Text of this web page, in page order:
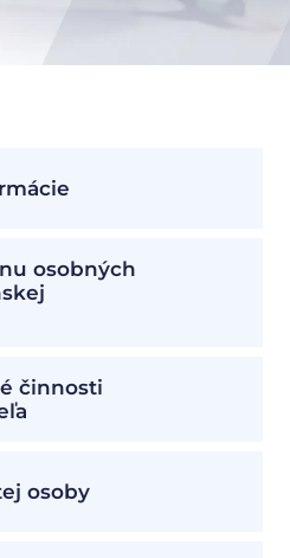
osobných
činnosti
osoby